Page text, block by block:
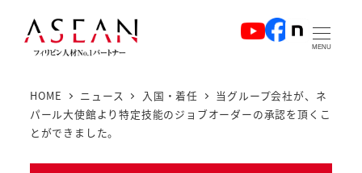
MENU
HOME ニュース 入国・着任
当グループ会社が、ネ
パール大使館より特定技能のジョブオーダーの承認を頂くこ
とができました。